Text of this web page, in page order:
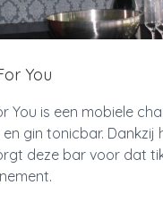
You
You is een mobiele
gin tonicbar. Dankzij
deze bar voor dat